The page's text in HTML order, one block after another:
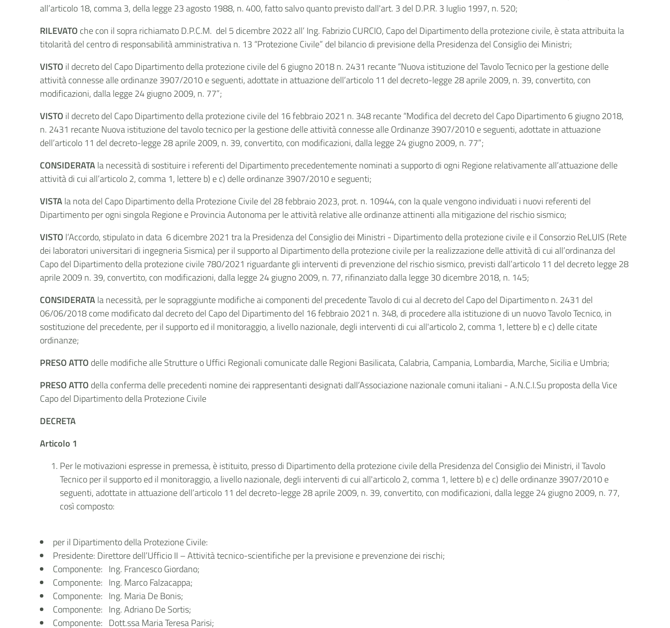
all’articolo 18, comma 3, della legge 23 agosto 1988, n. 400, fatto salvo quanto previsto dall'art. 3 del D.P.R. 3 luglio 1997, n. 520;
RILEVATO che con il sopra richiamato D.P.C.M. del 5 dicembre 2022 all’ Ing. Fabrizio CURCIO, Capo del Dipartimento della protezione civile, è stata attribuita la
titolarità del centro di responsabilità amministrativa n. 13 “Protezione Civile” del bilancio di previsione della Presidenza del Consiglio dei Ministri;
VISTO il decreto del Capo Dipartimento della protezione civile del 6 giugno 2018 n. 2431 recante “Nuova istituzione del TavoloTecnicoper la gestione delle
attività connesse alle ordinanze 3907/2010 e seguenti, adottate in attuazione dell’articolo 11 del decreto-legge 28 aprile 2009, n. 39, convertito, con
modificazioni, dalla legge 24 giugno 2009, n. 77”;
VISTO il decreto del Capo Dipartimento della protezione civile del 16 febbraio 2021 n. 348 recante “Modifica del decreto del Capo Dipartimento 6 giugno 2018,
n. 2431 recante Nuova istituzione del tavolo tecnico per la gestione delle attività connesse alle Ordinanze 3907/2010 e seguenti, adottate in attuazione
dell’articolo 11 del decreto-legge 28 aprile 2009, n. 39, convertito, con modificazioni, dalla legge 24 giugno 2009, n. 77”;
CONSIDERATAla necessità di sostituire i referenti del Dipartimento precedentemente nominati a supporto di ogni Regionerelativamente all’attuazione delle
attivitàdi cui all’articolo 2, comma 1, lettere b) e c) delle ordinanze 3907/2010 e seguenti;
VISTAla nota del Capo Dipartimento della Protezione Civile del 28 febbraio 2023, prot. n. 10944, con la qualevengonoindividuati i nuovi referenti del
Dipartimento per ogni singola Regione e Provincia Autonoma per le attività relative alle ordinanze attinenti alla mitigazione del rischio sismico;
VISTO l’Accordo, stipulato in data 6 dicembre 2021 tra la Presidenza del Consiglio dei Ministri - Dipartimento della protezione civile e il Consorzio ReLUIS (Rete
dei laboratori universitari di ingegneria Sismica) per il supporto al Dipartimento della protezione civile per la realizzazione delle attività di cui all’ordinanza del
Capo del Dipartimento della protezione civile 780/2021 riguardante gli interventi di prevenzione del rischio sismico, previsti dall’articolo 11 del decreto legge 28
aprile 2009 n. 39, convertito, con modificazioni, dalla legge 24 giugno 2009, n. 77, rifinanziato dalla legge 30 dicembre 2018, n. 145;
CONSIDERATAla necessità, per le sopraggiunte modifiche ai componenti del precedente Tavolo di cui al decreto del Capo del Dipartimento n. 2431 del
06/06/2018 come modificato dal decreto del Capo del Dipartimento del 16 febbraio 2021 n. 348, di procedere alla istituzione di un nuovo Tavolo Tecnico, in
sostituzione del precedente, per il supporto ed il monitoraggio, a livello nazionale, degli interventi di cui all'articolo 2, comma 1, lettere b) e c) delle citate
ordinanze;
PRESO ATTO delle modifiche alle Strutture o Uffici Regionali comunicate dalle Regioni Basilicata, Calabria, Campania, Lombardia, Marche, Sicilia e Umbria;
PRESO ATTO della conferma delle precedenti nomine dei rappresentanti designati dall’Associazione nazionale comuni italiani - A.N.C.I.Su proposta della Vice
Capo del Dipartimento della Protezione Civile
DECRETA
Articolo 1
Per le motivazioni espresse in premessa, è istituito, presso di Dipartimento della protezione civile della Presidenza del Consiglio dei Ministri, il Tavolo
Tecnico per il supporto ed il monitoraggio, a livello nazionale, degli interventi di cui all'articolo 2, comma 1, lettere b) e c) delle ordinanze 3907/2010 e
seguenti, adottate in attuazione dell’articolo 11 del decreto-legge 28 aprile 2009, n. 39, convertito, con modificazioni, dalla legge 24 giugno 2009, n. 77,
così composto:
per il Dipartimento della Protezione Civile:
Presidente: Direttore dell’Ufficio II – Attività tecnico-scientifiche per la previsione e prevenzione dei rischi;
Componente: Ing. Francesco Giordano;
Componente: Ing. Marco Falzacappa;
Componente: Ing. Maria De Bonis;
Componente: Ing. Adriano De Sortis;
Componente: Dott.ssa Maria Teresa Parisi;